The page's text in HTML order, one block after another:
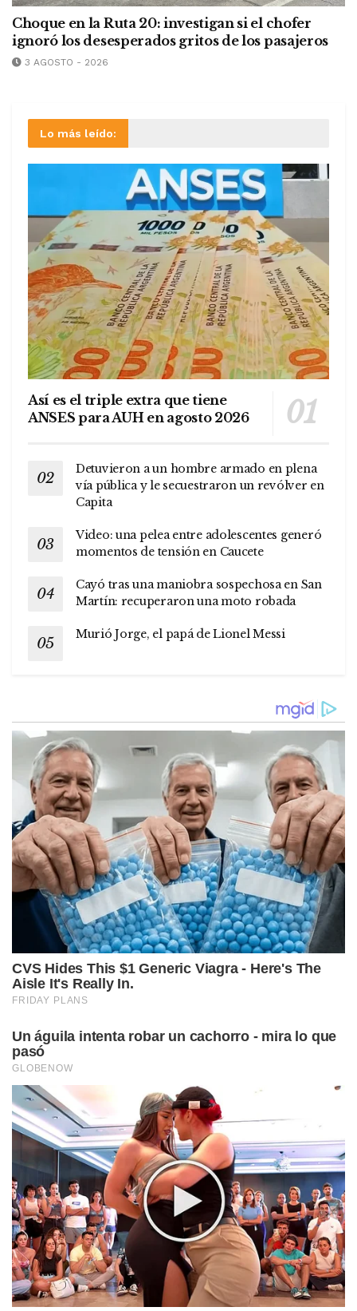
Choque en la Ruta 20: investigan si el chofer
ignoró los desesperados gritos de los pasajeros
3 AGOSTO - 2026
Lo más leído:
Así es el triple extra que tiene
ANSES para AUH en agosto 2026
Detuvieron a un hombre armado en plena
vía pública y le secuestraron un revólver en
Capita
Video: una pelea entre adolescentes generó
momentos de tensión en Caucete
Cayó tras una maniobra sospechosa en San
Martín: recuperaron una moto robada
Murió Jorge, el papá de Lionel Messi